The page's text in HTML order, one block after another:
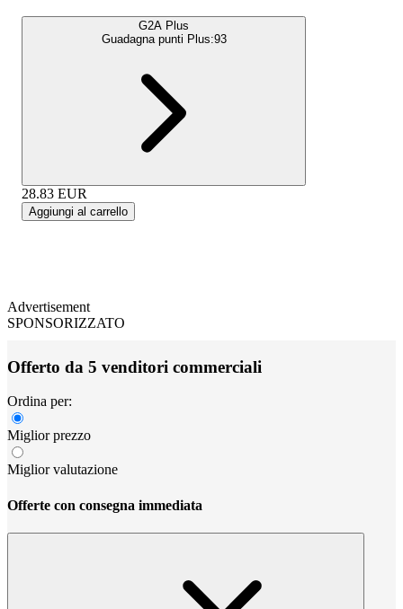
G2A Plus
Guadagna punti Plus:93
28.83 EUR
Aggiungi al carrello
Advertisement
SPONSORIZZATO
Offerto da 5 venditori commerciali
Ordina per:
Miglior prezzo
Miglior valutazione
Offerte con consegna immediata